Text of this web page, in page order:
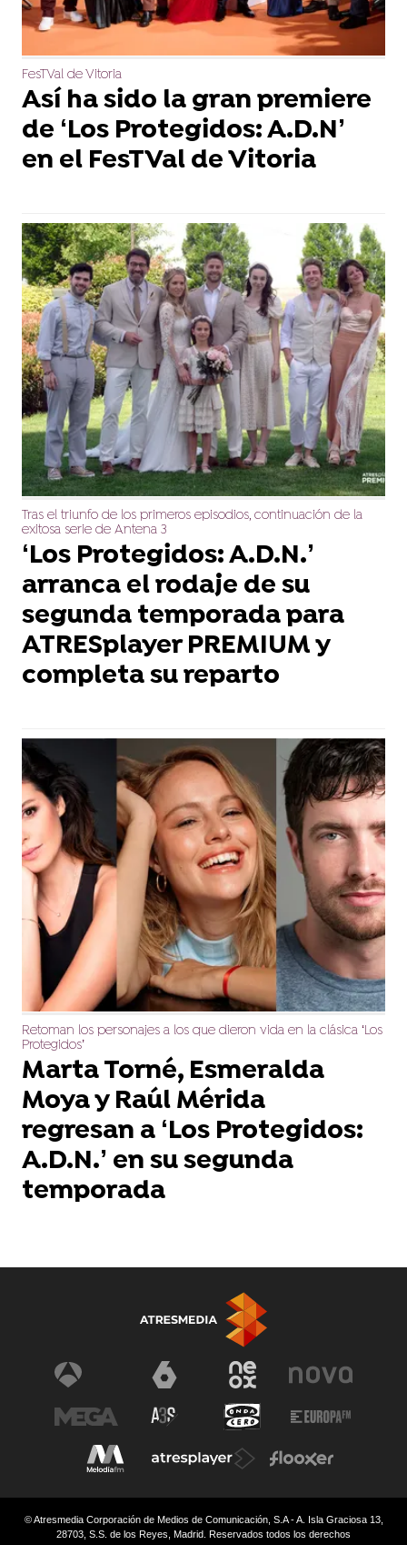
FesTVal de Vitoria
Así ha sido la gran premiere
de ‘Los Protegidos: A.D.N’
en el FesTVal de Vitoria
Tras el triunfo de los primeros episodios, continuación de la
exitosa serie de Antena 3
‘Los Protegidos: A.D.N.’
arranca el rodaje de su
segunda temporada para
ATRESplayer PREMIUM y
completa su reparto
Retoman los personajes a los que dieron vida en la clásica ‘Los
Protegidos’
Marta Torné, Esmeralda
Moya y Raúl Mérida
regresan a ‘Los Protegidos:
A.D.N.’ en su segunda
temporada
© Atresmedia Corporación de Medios de Comunicación, S.A - A. Isla Graciosa 13,
28703, S.S. de los Reyes, Madrid. Reservados todos los derechos